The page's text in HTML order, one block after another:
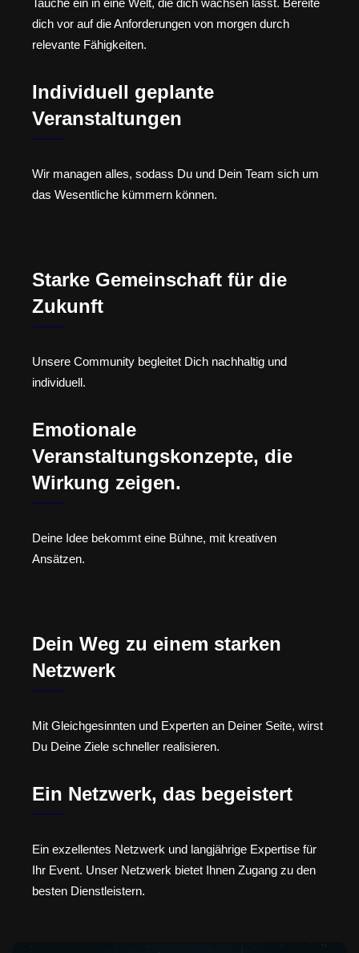
Tauche ein in eine Welt, die dich wachsen lässt. Bereite
dich vor auf die Anforderungen von morgen durch
relevante Fähigkeiten.
Individuell geplante
Veranstaltungen
Wir managen alles, sodass Du und Dein Team sich um
das Wesentliche kümmern können.
Starke Gemeinschaft für die
Zukunft
Unsere Community begleitet Dich nachhaltig und
individuell.
Emotionale
Veranstaltungskonzepte, die
Wirkung zeigen.
Deine Idee bekommt eine Bühne, mit kreativen
Ansätzen.
Dein Weg zu einem starken
Netzwerk
Mit Gleichgesinnten und Experten an Deiner Seite, wirst
Du Deine Ziele schneller realisieren.
Ein Netzwerk, das begeistert
Ein exzellentes Netzwerk und langjährige Expertise für
Ihr Event. Unser Netzwerk bietet Ihnen Zugang zu den
besten Dienstleistern.